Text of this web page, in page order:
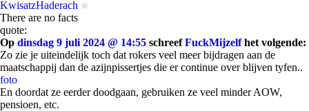
KwisatzHaderach
There are no facts
quote:
Op dinsdag 9 juli 2024 @ 14:55 schreefFuckMijzelfhet volgende:
Zo zie je uiteindelijk toch dat rokers veel meer bijdragen aan de
maatschappij dan de azijnpissertjes die er continue over blijven tyfen..
foto
En doordat ze eerder doodgaan, gebruiken ze veel minder AOW,
pensioen, etc.